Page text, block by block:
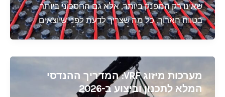
שאינו רק המפנק ביותר, אלא גם החסכוני ביותר
בטווח הארוך. כל מה שצריך לדעת לפני שיוצאים
מערכות מיזוג VRF: המדריך ההנדסי
המלא לתכנון וביצוע ב-2026